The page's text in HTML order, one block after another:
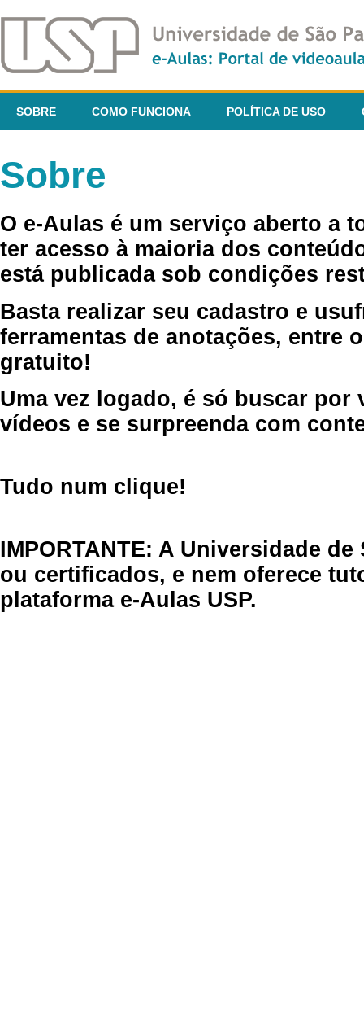
SOBRE COMO FUNCIONA POLÍTICA DE USO
Sobre
O e-Aulas é um serviço aberto a
ter acesso à maioria dos
está publicada sob condições
Basta realizar seu cadastro e
ferramentas de anotações, entre
gratuito!
Uma vez logado, é só buscar por
vídeos e se surpreenda com
Tudo num clique!
IMPORTANTE: A Universidade
ou certificados, e nem oferece
plataforma e-Aulas USP.